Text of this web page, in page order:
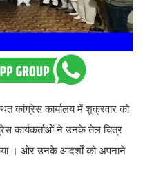
कांग्रेस कार्यालय में शुक्रवार को
कार्यकर्ताओं ने उनके तेल चित्र
। ओर उनके आदर्शों को अपनाने